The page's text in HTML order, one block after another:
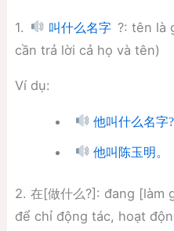
1. 叫什么名字 ?: tên là
cần trả lời cả họ và tên)
Ví dụ:
他叫什么名字?
他叫陈玉明。
2. 在[做什么?]: đang
để chỉ động tác, hoạt